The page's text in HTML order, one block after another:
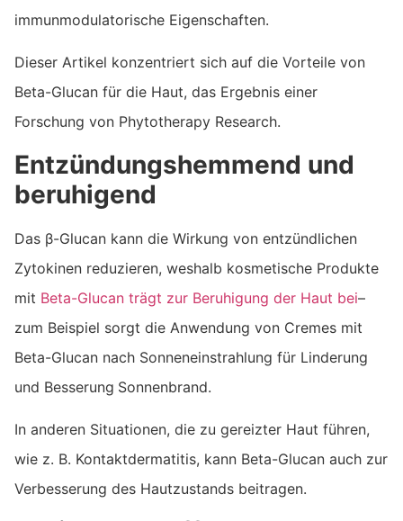
immunmodulatorische Eigenschaften.
Dieser Artikel konzentriert sich auf die Vorteile von
Beta-Glucan für die Haut, das Ergebnis einer
Forschung von Phytotherapy Research.
Entzündungshemmend und
beruhigend
Das β-Glucan kann die Wirkung von entzündlichen
Zytokinen reduzieren, weshalb kosmetische Produkte
mit Beta-Glucan trägt zur Beruhigung der Haut bei–
zum Beispiel sorgt die Anwendung von Cremes mit
Beta-Glucan nach Sonneneinstrahlung für Linderung
und Besserung Sonnenbrand.
In anderen Situationen, die zu gereizter Haut führen,
wie z. B. Kontaktdermatitis, kann Beta-Glucan auch zur
Verbesserung des Hautzustands beitragen.